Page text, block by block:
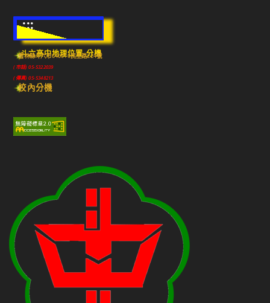
:::
斗六高中地理位置-分機
雲林縣斗六市640010民生路224號
(市話) 05-5322039
(傳真) 05-5348213
校內分機